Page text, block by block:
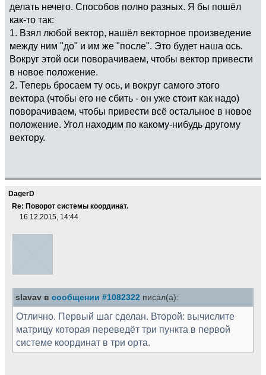
делать нечего. Способов полно разных. Я бы пошёл
как-то так:
1. Взял любой вектор, нашёл векторное произведение
между ним "до" и им же "после". Это будет наша ось.
Вокруг этой оси поворачиваем, чтобы вектор привести
в новое положение.
2. Теперь бросаем ту ось, и вокруг самого этого
вектора (чтобы его не сбить - он уже стоит как надо)
поворачиваем, чтобы привести всё остальное в новое
положение. Угол находим по какому-нибудь другому
вектору.
DagerD
Re: Поворот системы координат.
16.12.2015, 14:44
slavav в сообщении #1082322 писал(а):
Отлично. Первый шаг сделан. Второй: вычислите
матрицу которая переведёт три пункта в первой
системе координат в три орта.